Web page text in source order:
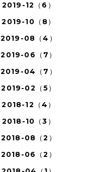
2019-12（6）
2019-10（8）
2019-08（4）
2019-06（7）
2019-04（7）
2019-02（5）
2018-12（4）
2018-10（3）
2018-08（2）
2018-06（2）